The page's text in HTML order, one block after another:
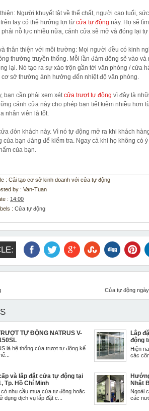
Người khuyết tật về thể chất, người cao tuổi,
tay có thể hưởng lợi từcửa tự động này. Họ sẽ
nỗ lực nhiều nữa, cánh cửa sẽ mở và đóng lại
thân thiện với môi trường: Mọi người đều có kinh
thường truyền thống. Mỗi lần đám đông sẽ vào
lại. Nó tạo ra sự xáo trộn gần tới văn phòng / cửa
cơ sở thường ảnh hưởng đến nhiệt độ văn phòng.
bạn cần phải xem xétcửa trượt tự động vì đây là
cánh cửa này cho phép bạn tiết kiệm nhiều hơn
nhân viên là tốt.
đón khách này. Vì nó tự động mở ra khi khách
của bạn đáng để kiểm tra. Ngay cả khi họ không có
của bạn.
: Cải tạo cơ sở kinh doanh với cửa tự động
by :Van-Tuan
: 14:00
:Cửa tự động
Cửa tự động
TỰ ĐỘNG NATRUS V-
là hệ thống cửa trượt tự động kế
Lắp
động
Hồ
Hiện
các
và lắp đặt cửa tự động tại
Tp. Hồ Chí Minh
có nhu cầu mua cửa tự động hoặc
dụng dịch vụ lắp đặt c...
Nhật
Ngoài
các